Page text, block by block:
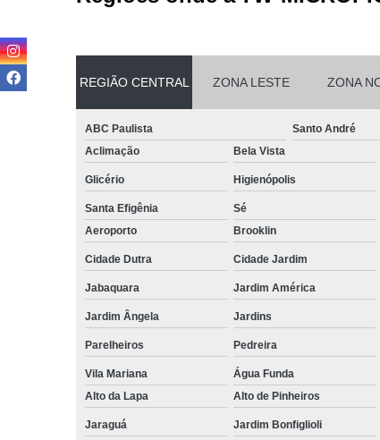
REGIÃO CENTRAL ZONA LESTE ZONA
ABC Paulista Santo André
Aclimação
Bela Vista
Glicério Higienópolis
Santa Efigênia Sé
Aeroporto
Brooklin
Cidade Dutra Cidade Jardim
Jabaquara Jardim América
Jardim Ângela Jardins
Parelheiros Pedreira
Vila Mariana
Água Funda
Alto da Lapa
Alto de Pinheiros
Jaraguá Jardim Bonfiglioli